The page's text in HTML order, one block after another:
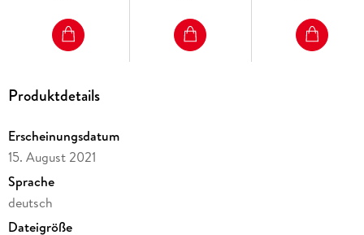
Produktdetails
Erscheinungsdatum
15. August 2021
Sprache
deutsch
Dateigröße